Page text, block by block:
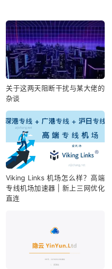
关于这两天阻断干扰与某大佬的
杂谈
Viking Links 机场怎么样？高端
专线机场加速器 | 新上三网优化
直连